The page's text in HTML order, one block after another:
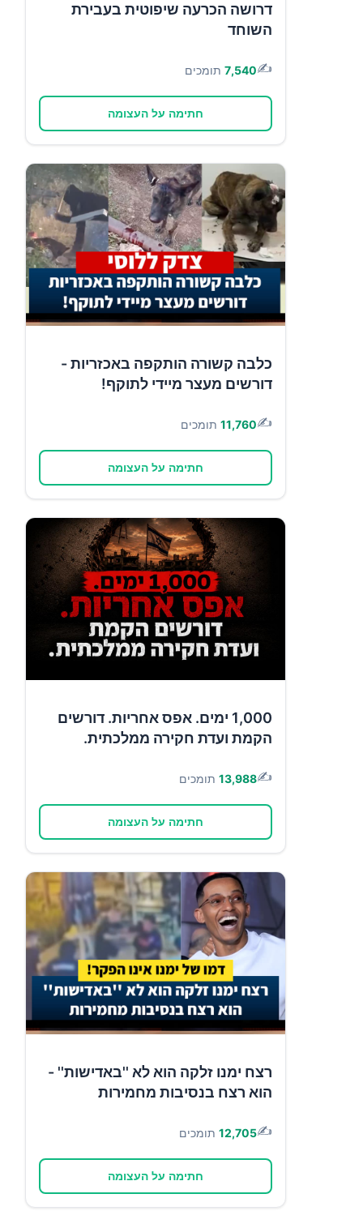
דרושה הכרעה שיפוטית בעבירת
השוחד
✍️
7,540 תומכים
חתימה על העצומה
כלבה קשורה הותקפה באכזריות -
דורשים מעצר מיידי לתוקף!
✍️
11,760 תומכים
חתימה על העצומה
1,000 ימים. אפס אחריות. דורשים
הקמת ועדת חקירה ממלכתית.
✍️
13,988 תומכים
חתימה על העצומה
רצח ימנו זלקה הוא לא ''באדישות'' -
הוא רצח בנסיבות מחמירות
✍️
12,705 תומכים
חתימה על העצומה